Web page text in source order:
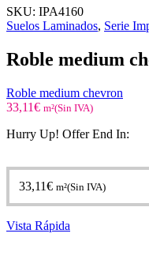
SKU: IPA4160
Suelos Laminados, Serie
Roble medium
Roble medium chevron
33,11€ m²(Sin IVA)
Hurry Up! Offer End In:
33,11€ m²(Sin IVA)
Vista Rápida